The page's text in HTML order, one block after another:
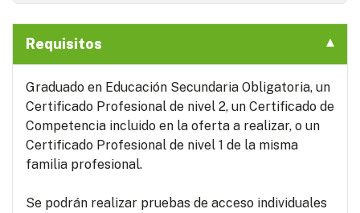
Requisitos
Graduado en Educación Secundaria Obligatoria, un
Certificado Profesional de nivel 2, un Certificado de
Competencia incluido en la oferta a realizar, o un
Certificado Profesional de nivel 1 de la misma
familia profesional.
Se podrán realizar pruebas de acceso individuales